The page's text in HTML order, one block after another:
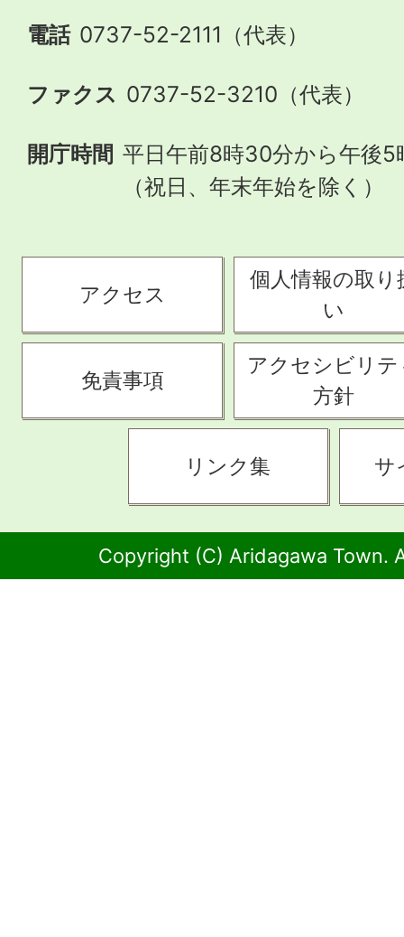
電話 0737-52-2111（代表）
ファクス 0737-52-3210（代表）
開庁時間 平日午前8時30分から午後5
（祝日、年末年始を除く）
アクセス
個人情報の取り
い
免責事項
アクセシビリテ
方針
リンク集 サ
Copyright (C) Aridagawa Town.